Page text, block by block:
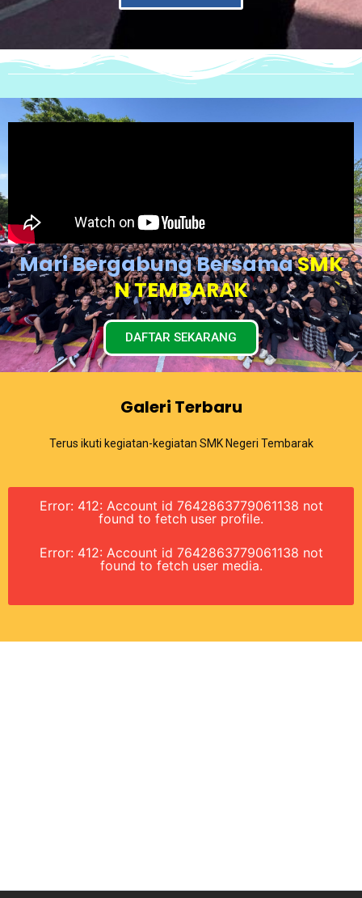
Mari Bergabung BersamaSMK
N TEMBARAK
DAFTAR SEKARANG
Galeri Terbaru
Terus ikuti kegiatan-kegiatan SMK Negeri Tembarak
Error: 412: Account id 7642863779061138 not
found to fetch user profile.
Error: 412: Account id 7642863779061138 not
found to fetch user media.